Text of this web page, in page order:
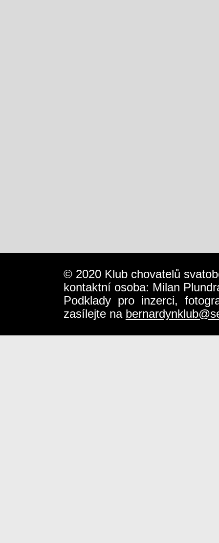
© 2020 Klub chovatelů
kontaktní osoba: Milan
Podklady pro inzerci,
zasílejte na